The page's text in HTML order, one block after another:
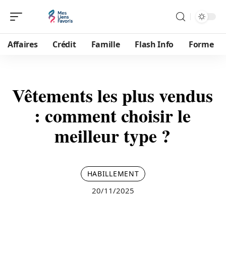
Affaires Crédit Famille Flash Info Forme
Vêtements les plus vendus
: comment choisir le
meilleur type ?
HABILLEMENT
20/11/2025